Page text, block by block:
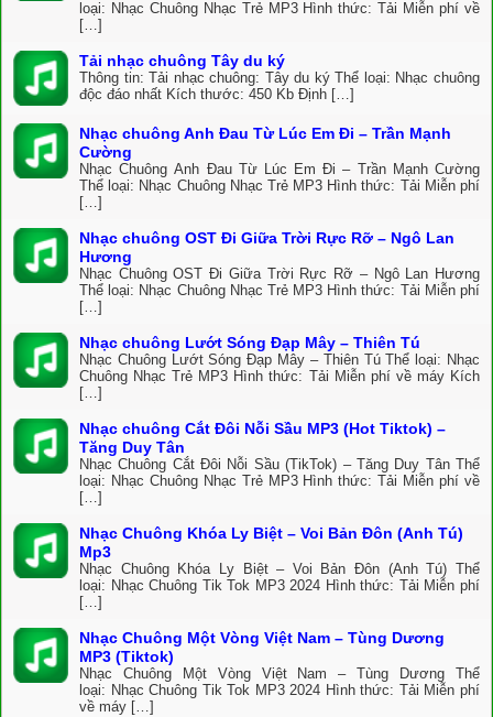
loại: Nhạc Chuông Nhạc Trẻ MP3 Hình thức: Tải Miễn phí về
[…]
Tải nhạc chuông Tây du ký
Thông tin: Tải nhạc chuông: Tây du ký Thể loại: Nhạc chuông
độc đáo nhất Kích thước: 450 Kb Định […]
Nhạc chuông Anh Đau Từ Lúc Em Đi – Trần Mạnh
Cường
Nhạc Chuông Anh Đau Từ Lúc Em Đi – Trần Mạnh Cường
Thể loại: Nhạc Chuông Nhạc Trẻ MP3 Hình thức: Tải Miễn phí
[…]
Nhạc chuông OST Đi Giữa Trời Rực Rỡ – Ngô Lan
Hương
Nhạc Chuông OST Đi Giữa Trời Rực Rỡ – Ngô Lan Hương
Thể loại: Nhạc Chuông Nhạc Trẻ MP3 Hình thức: Tải Miễn phí
[…]
Nhạc chuông Lướt Sóng Đạp Mây – Thiên Tú
Nhạc Chuông Lướt Sóng Đạp Mây – Thiên Tú Thể loại: Nhạc
Chuông Nhạc Trẻ MP3 Hình thức: Tải Miễn phí về máy Kích
[…]
Nhạc chuông Cắt Đôi Nỗi Sầu MP3 (Hot Tiktok) –
Tăng Duy Tân
Nhạc Chuông Cắt Đôi Nỗi Sầu (TikTok) – Tăng Duy Tân Thể
loại: Nhạc Chuông Nhạc Trẻ MP3 Hình thức: Tải Miễn phí về
[…]
Nhạc Chuông Khóa Ly Biệt – Voi Bản Đôn (Anh Tú)
Mp3
Nhạc Chuông Khóa Ly Biệt – Voi Bản Đôn (Anh Tú) Thể
loại: Nhạc Chuông Tik Tok MP3 2024 Hình thức: Tải Miễn phí
[…]
Nhạc Chuông Một Vòng Việt Nam – Tùng Dương
MP3 (Tiktok)
Nhạc Chuông Một Vòng Việt Nam – Tùng Dương Thể
loại: Nhạc Chuông Tik Tok MP3 2024 Hình thức: Tải Miễn phí
về máy […]